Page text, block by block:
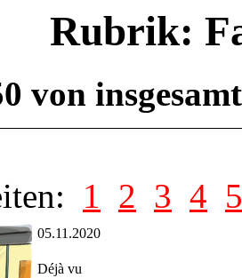
Rubrik:
von
1 2 3 4 5
05.11.2020
Déjà vu